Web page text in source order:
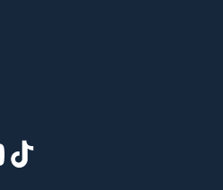
ใหม่)
ต่างใหม่)
นหน้าต่างใหม่)
(เปิดในหน้าต่างใหม่)